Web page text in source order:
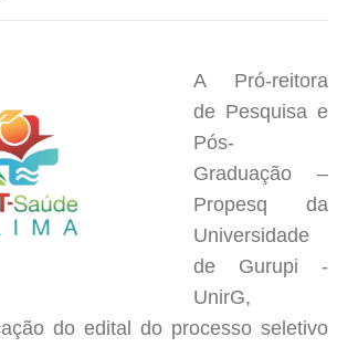
A Pró-reitora
de Pesquisa e
Pós-
Graduação –
Propesq da
Universidade
de Gurupi -
UnirG,
do edital do processo seletivo